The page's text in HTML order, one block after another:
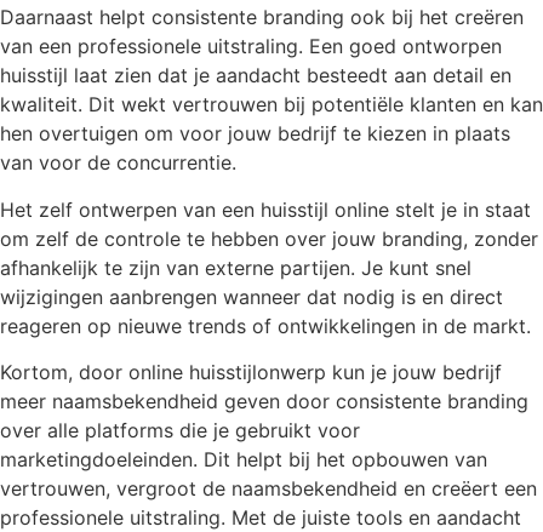
Daarnaast helpt consistente branding ook bij het creëren
van een professionele uitstraling. Een goed ontworpen
huisstijl laat zien dat je aandacht besteedt aan detail en
kwaliteit. Dit wekt vertrouwen bij potentiële klanten en kan
hen overtuigen om voor jouw bedrijf te kiezen in plaats
van voor de concurrentie.
Het zelf ontwerpen van een huisstijl online stelt je in staat
om zelf de controle te hebben over jouw branding, zonder
afhankelijk te zijn van externe partijen. Je kunt snel
wijzigingen aanbrengen wanneer dat nodig is en direct
reageren op nieuwe trends of ontwikkelingen in de markt.
Kortom, door online huisstijlonwerp kun je jouw bedrijf
meer naamsbekendheid geven door consistente branding
over alle platforms die je gebruikt voor
marketingdoeleinden. Dit helpt bij het opbouwen van
vertrouwen, vergroot de naamsbekendheid en creëert een
professionele uitstraling. Met de juiste tools en aandacht